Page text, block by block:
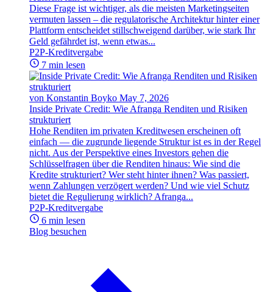
Diese Frage ist wichtiger, als die meisten Marketingseiten
vermuten lassen – die regulatorische Architektur hinter einer
Plattform entscheidet stillschweigend darüber, wie stark Ihr
Geld gefährdet ist, wenn etwas...
P2P-Kreditvergabe
7 min lesen
von Konstantin Boyko May 7, 2026
Inside Private Credit: Wie Afranga Renditen und Risiken
strukturiert
Hohe Renditen im privaten Kreditwesen erscheinen oft
einfach — die zugrunde liegende Struktur ist es in der Regel
nicht. Aus der Perspektive eines Investors gehen die
Schlüsselfragen über die Renditen hinaus: Wie sind die
Kredite strukturiert? Wer steht hinter ihnen? Was passiert,
wenn Zahlungen verzögert werden? Und wie viel Schutz
bietet die Regulierung wirklich? Afranga...
P2P-Kreditvergabe
6 min lesen
Blog besuchen